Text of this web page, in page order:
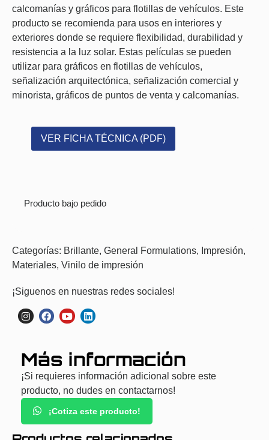
calcomanías y gráficos para flotillas de vehículos. Este
producto se recomienda para usos en interiores y
exteriores donde se requiere flexibilidad, durabilidad y
resistencia a la luz solar. Estas películas se pueden
utilizar para gráficos en flotillas de vehículos,
señalización arquitectónica, señalización comercial y
minorista, gráficos de puntos de venta y calcomanías.
VER FICHA TÉCNICA (PDF)
Producto bajo pedido
Categorías: Brillante, General Formulations, Impresión,
Materiales, Vinilo de impresión
¡Siguenos en nuestras redes sociales!
Más información
¡Si requieres información adicional sobre este
producto, no dudes en contactarnos!
¡Cotiza este producto!